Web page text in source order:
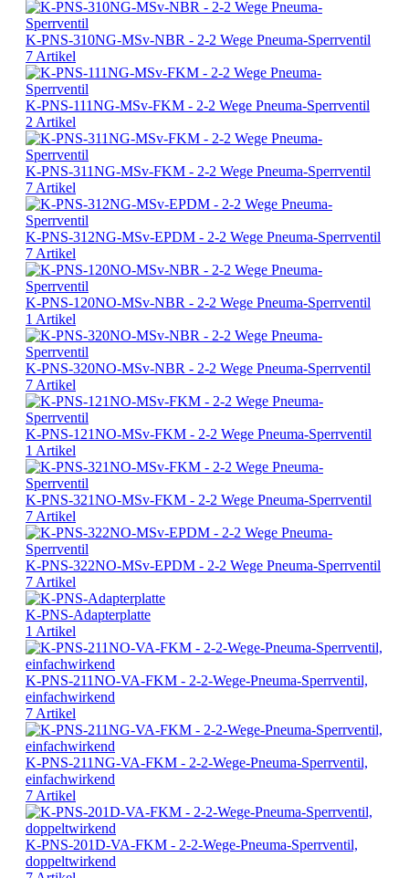
K-PNS-310NG-MSv-NBR - 2-2 Wege Pneuma-Sperrventil
7 Artikel
K-PNS-111NG-MSv-FKM - 2-2 Wege Pneuma-Sperrventil
2 Artikel
K-PNS-311NG-MSv-FKM - 2-2 Wege Pneuma-Sperrventil
7 Artikel
K-PNS-312NG-MSv-EPDM - 2-2 Wege Pneuma-Sperrventil
7 Artikel
K-PNS-120NO-MSv-NBR - 2-2 Wege Pneuma-Sperrventil
1 Artikel
K-PNS-320NO-MSv-NBR - 2-2 Wege Pneuma-Sperrventil
7 Artikel
K-PNS-121NO-MSv-FKM - 2-2 Wege Pneuma-Sperrventil
1 Artikel
K-PNS-321NO-MSv-FKM - 2-2 Wege Pneuma-Sperrventil
7 Artikel
K-PNS-322NO-MSv-EPDM - 2-2 Wege Pneuma-Sperrventil
7 Artikel
K-PNS-Adapterplatte
1 Artikel
K-PNS-211NO-VA-FKM - 2-2-Wege-Pneuma-Sperrventil,
einfachwirkend
7 Artikel
K-PNS-211NG-VA-FKM - 2-2-Wege-Pneuma-Sperrventil,
einfachwirkend
7 Artikel
K-PNS-201D-VA-FKM - 2-2-Wege-Pneuma-Sperrventil,
doppeltwirkend